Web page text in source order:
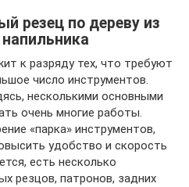
резец по дереву из
к разряду тех, что требуют
число инструментов.
несколькими основными
очень многие работы.
«парка» инструментов,
удобство и скорость
есть несколько
резцов, патронов, задних